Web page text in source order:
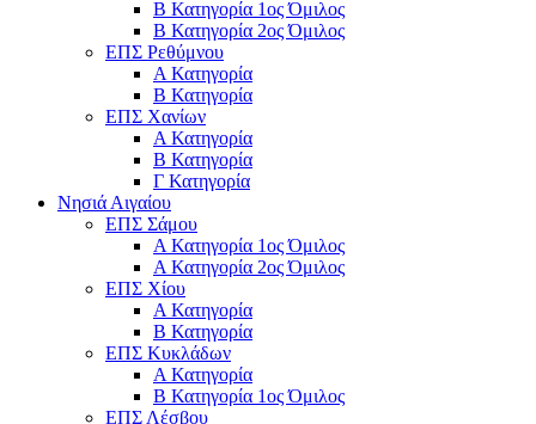
Β Κατηγορία 1ος Όμιλος
Β Κατηγορία 2ος Όμιλος
ΕΠΣ Ρεθύμνου
Α Κατηγορία
Β Κατηγορία
ΕΠΣ Χανίων
Α Κατηγορία
Β Κατηγορία
Γ Κατηγορία
Νησιά Αιγαίου
ΕΠΣ Σάμου
Α Κατηγορία 1ος Όμιλος
Α Κατηγορία 2ος Όμιλος
ΕΠΣ Χίου
Α Κατηγορία
Β Κατηγορία
ΕΠΣ Κυκλάδων
Α Κατηγορία
Β Κατηγορία 1ος Όμιλος
ΕΠΣ Λέσβου